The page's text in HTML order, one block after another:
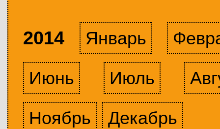
2014 Январь
Июнь
Июль
Ноябрь
Декабрь